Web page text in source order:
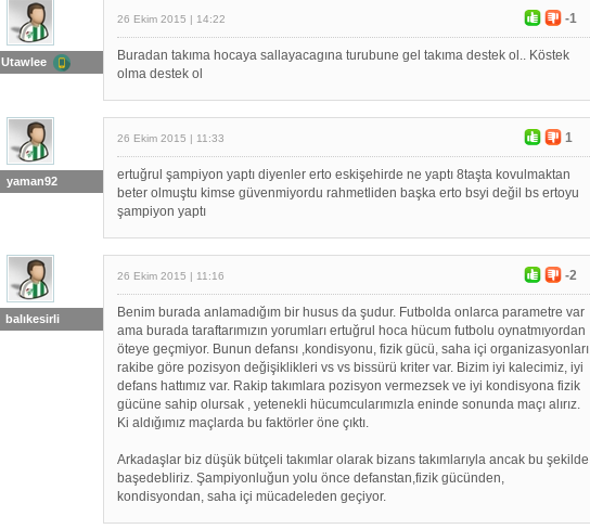
Utawlee
26 Ekim 2015 | 14:22 -1
Buradan takıma hocaya sallayacagına turubune gel takıma destek ol.. Köstek
olma destek ol
yaman92
26 Ekim 2015 | 11:33 1
ertuğrul şampiyon yaptı diyenler erto eskişehirde ne yaptı 8taşta kovulmaktan
beter olmuştu kimse güvenmiyordu rahmetliden başka erto bsyi değil bs ertoyu
şampiyon yaptı
balıkesirli
26 Ekim 2015 | 11:16 -2
Benim burada anlamadığım bir husus da şudur. Futbolda onlarca parametre var
ama burada taraftarımızın yorumları ertuğrul hoca hücum futbolu oynatmıyordan
öteye geçmiyor. Bunun defansı ,kondisyonu, fizik gücü, saha içi organizasyonları,
rakibe göre pozisyon değişiklikleri vs vs bissürü kriter var. Bizim iyi kalecimiz, iyi
defans hattımız var. Rakip takımlara pozisyon vermezsek ve iyi kondisyona fizik
gücüne sahip olursak , yetenekli hücumcularımızla eninde sonunda maçı alırız.
Ki aldığımız maçlarda bu faktörler öne çıktı.
Arkadaşlar biz düşük bütçeli takımlar olarak bizans takımlarıyla ancak bu şekilde
başedebliriz. Şampiyonluğun yolu önce defanstan,fizik gücünden,
kondisyondan, saha içi mücadeleden geçiyor.